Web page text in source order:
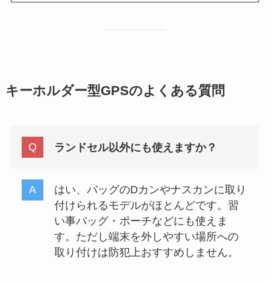
キーホルダー型GPSのよくある質問
ランドセル以外にも使えますか？
はい、バッグのDカンやナスカンに取り
付けられるモデルがほとんどです。習
い事バッグ・ポーチなどにも使えま
す。ただし端末を外しやすい場所への
取り付けは防犯上おすすめしません。